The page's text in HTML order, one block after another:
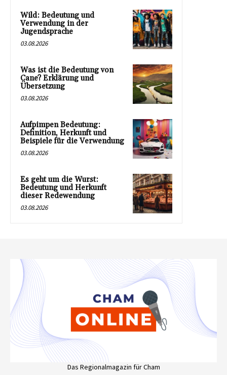
Wild: Bedeutung und
Verwendung in der
Jugendsprache
03.08.2026
Was ist die Bedeutung von
Cane? Erklärung und
Übersetzung
03.08.2026
Aufpimpen Bedeutung:
Definition, Herkunft und
Beispiele für die Verwendung
03.08.2026
Es geht um die Wurst:
Bedeutung und Herkunft
dieser Redewendung
03.08.2026
Das Regionalmagazin für Cham